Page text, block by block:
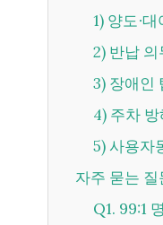
1) 양도∙
2) 반납
3) 장애
4) 주차
5) 사용
자주 묻는
Q1. 99:1 명의일 때도 통행료 할인이